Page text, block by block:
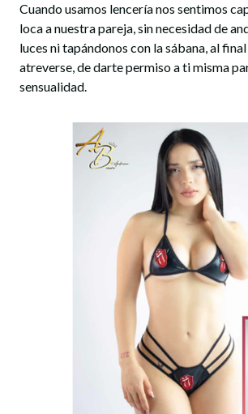
Cuando usamos lencería nos sentimos
loca a nuestra pareja, sin necesidad de
luces ni tapándonos con la sábana, al
atreverse, de darte permiso a ti misma
sensualidad.